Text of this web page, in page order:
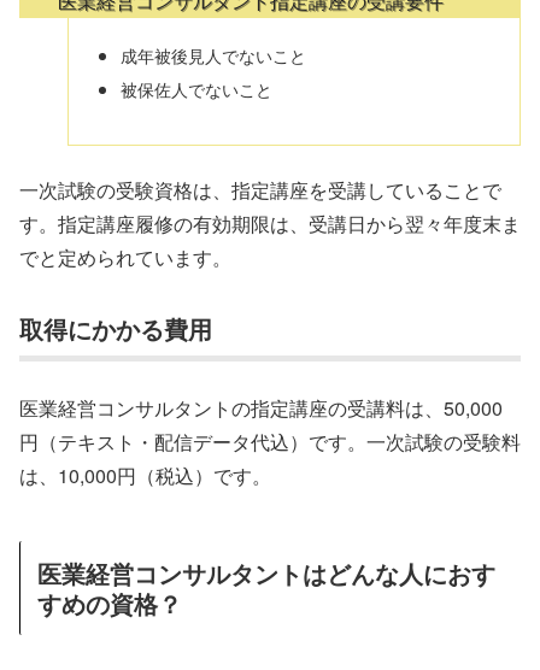
成年被後見人でないこと
被保佐人でないこと
一次試験の受験資格は、指定講座を受講していることで
す。指定講座履修の有効期限は、受講日から翌々年度末ま
でと定められています。
取得にかかる費用
医業経営コンサルタントの指定講座の受講料は、50,000
円（テキスト・配信データ代込）です。一次試験の受験料
は、10,000円（税込）です。
医業経営コンサルタントはどんな人におす
すめの資格？